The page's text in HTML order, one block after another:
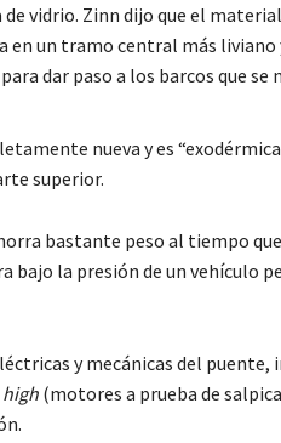
de vidrio. Zinn dijo que el
en un tramo central más liviano
dar paso a los barcos que se
nueva y es
superior.
bastante peso al tiempo
bajo la presión de un vehículo
y mecánicas del puente,
(motores a prueba de